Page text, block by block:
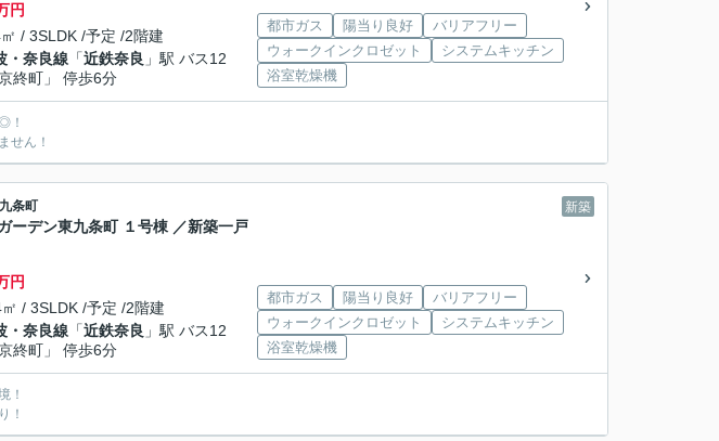
円
/ 3SLDK /予定 /2階建
・奈良線 「近鉄奈良 」駅 バス12
終町」 停歩6分
都市ガス 陽当り良好
バリアフリー
ウォークインクロゼット
システムキッチン
浴室乾燥機
！
せん！
新築
条町
ーデン東九条町 １号棟 ／新築一戸
円
/ 3SLDK /予定 /2階建
・奈良線 「近鉄奈良 」駅 バス12
終町」 停歩6分
都市ガス 陽当り良好
バリアフリー
ウォークインクロゼット
システムキッチン
浴室乾燥機
！
！